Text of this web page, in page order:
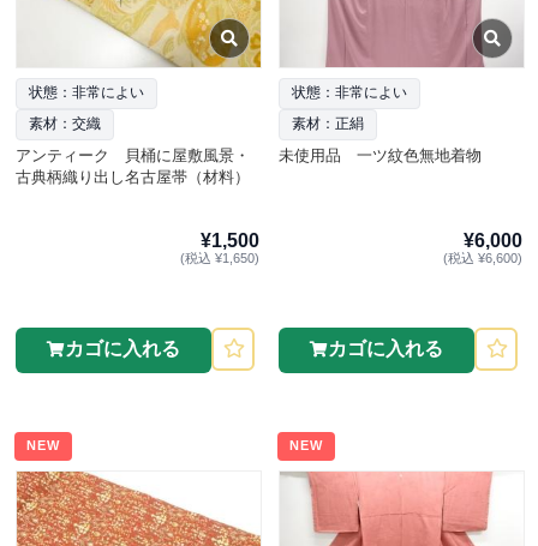
状態：非常によい
素材：交織
アンティーク 貝桶に屋敷風景・
古典柄織り出し名古屋帯（材料）
¥1,500
(税込 ¥1,650)
カゴに入れる
状態：非常によい
素材：正絹
未使用品 一ツ紋色無地着物
¥6,000
(税込 ¥6,600)
カゴに入れる
NEW NEW